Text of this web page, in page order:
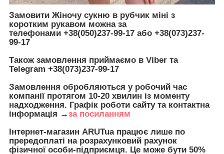
Замовити Жіночу сукню в рубчик міні з
коротким рукавом можна за
телефонами +38(050)237-99-17 або +38(073)237-
99-17
Також замовлення приймаємо в Viber та
Telegram +38(073)237-99-17
Замовлення обробляються у робочий час
компанії протягом 10-20 хвилин із моменту
надходження. Графік роботи сайту та контактна
інформація →за посиланням
Інтернет-магазин ARUTua працює лише по
прередоплаті на розрахунковий рахунок
фізичної особи-підприємця. Це може бути 50%